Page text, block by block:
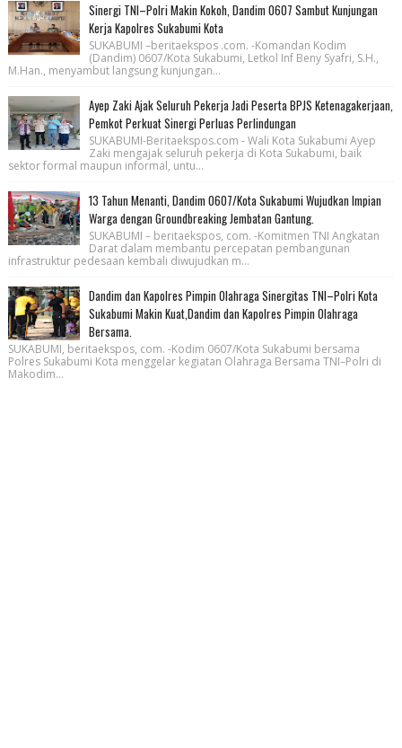
Sinergi TNI–Polri Makin Kokoh, Dandim 0607 Sambut Kunjungan
Kerja Kapolres Sukabumi Kota
SUKABUMI –beritaekspos .com. -Komandan Kodim
(Dandim) 0607/Kota Sukabumi, Letkol Inf Beny Syafri, S.H.,
M.Han., menyambut langsung kunjungan...
Ayep Zaki Ajak Seluruh Pekerja Jadi Peserta BPJS Ketenagakerjaan,
Pemkot Perkuat Sinergi Perluas Perlindungan
SUKABUMI-Beritaekspos.com - Wali Kota Sukabumi Ayep
Zaki mengajak seluruh pekerja di Kota Sukabumi, baik
sektor formal maupun informal, untu...
13 Tahun Menanti, Dandim 0607/Kota Sukabumi Wujudkan Impian
Warga dengan Groundbreaking Jembatan Gantung.
SUKABUMI – beritaekspos, com. -Komitmen TNI Angkatan
Darat dalam membantu percepatan pembangunan
infrastruktur pedesaan kembali diwujudkan m...
Dandim dan Kapolres Pimpin Olahraga Sinergitas TNI–Polri Kota
Sukabumi Makin Kuat,Dandim dan Kapolres Pimpin Olahraga
Bersama.
SUKABUMI, beritaekspos, com. -Kodim 0607/Kota Sukabumi bersama
Polres Sukabumi Kota menggelar kegiatan Olahraga Bersama TNI–Polri di
Makodim...